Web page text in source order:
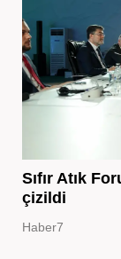
Sıfır Atık
çizildi
Haber7